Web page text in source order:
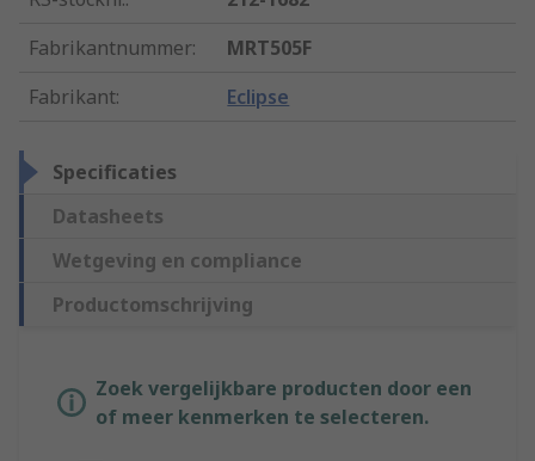
Fabrikantnummer:
MRT505F
Fabrikant: Eclipse
Specificaties
Datasheets
Wetgeving en compliance
Productomschrijving
Zoek vergelijkbare producten door een
of meer kenmerken te selecteren.